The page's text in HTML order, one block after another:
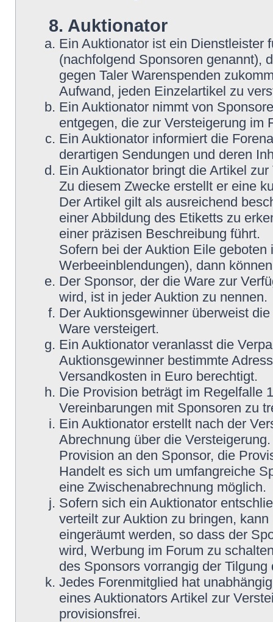
8. Auktionator
Ein Auktionator ist ein Dienstleister
(nachfolgend Sponsoren genannt),
gegen Taler Warenspenden
Aufwand, jeden Einzelartikel zu
Ein Auktionator nimmt von
entgegen, die zur Versteigerung im
Ein Auktionator informiert die
derartigen Sendungen und deren
Ein Auktionator bringt die Artikel
Zu diesem Zwecke erstellt er eine
Der Artikel gilt als ausreichend
einer Abbildung des Etiketts zu
einer präzisen Beschreibung führt.
Sofern bei der Auktion Eile
Werbeeinblendungen), dann
Der Sponsor, der die Ware zur
wird, ist in jeder Auktion zu nennen.
Der Auktionsgewinner überweist
Ware versteigert.
Ein Auktionator veranlasst die
Auktionsgewinner bestimmte
Versandkosten in Euro berechtigt.
Die Provision beträgt im Regelfalle
Vereinbarungen mit Sponsoren zu
Ein Auktionator erstellt nach der
Abrechnung über die
Provision an den Sponsor, die
Handelt es sich um umfangreiche
eine Zwischenabrechnung möglich.
Sofern sich ein Auktionator
verteilt zur Auktion zu bringen,
eingeräumt werden, so dass der
wird, Werbung im Forum zu
des Sponsors vorrangig der Tilgung
Jedes Forenmitglied hat
eines Auktionators Artikel zur
provisionsfrei.